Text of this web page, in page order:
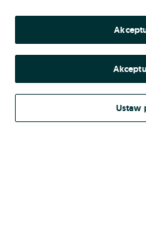
Kontynuując za pośrednictwem
Regulamin serwisu
Ustaw